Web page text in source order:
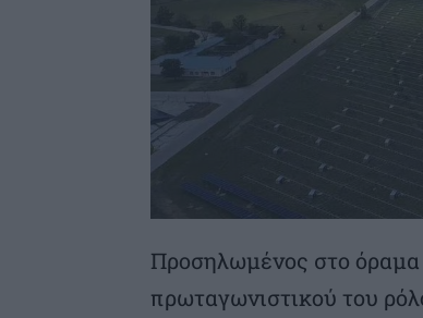
Προσηλωμένος στο όραμα
πρωταγωνιστικού του